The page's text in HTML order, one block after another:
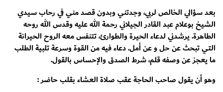
بعد سؤالي الخالص لربي، وجدتني وبدون قصد مني في رحاب سيدي
الشيخ بوعلام عبد القادر الجيلاني رحمة الله عليه وقدس الله روحه
الطاهرة. يرشدني لدعاء الحيرة والطوارئ، تتنفس معه الروح الحيرانة
التي تبحث عن حل و عن أمل. دعاء فيه من القوة وسرعة تلبية الطلب
ما يعجز عن وصفه قلم، شرط الصدق والإحساس بالقول.
وهو أن يقول صاحب الحاجة عقب صلاة العشاء بقلب حاضر :